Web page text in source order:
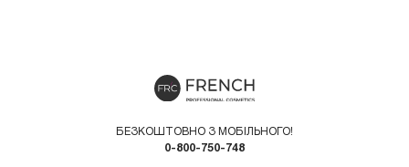
БЕЗКОШТОВНО З МОБІЛЬНОГО!
0-800-750-748